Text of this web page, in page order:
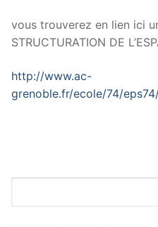
vous trouverez en lien ici
STRUCTURATION DE
http://www.ac-
grenoble.fr/ecole/74/